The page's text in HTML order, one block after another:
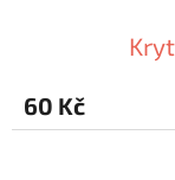
60 Kč